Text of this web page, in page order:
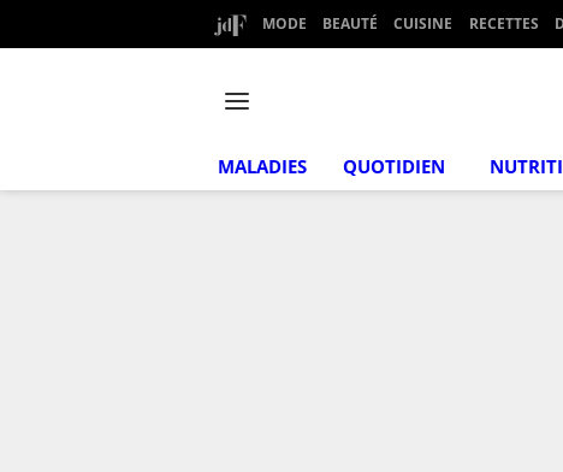
MODE BEAUTÉ CUISINE RECETTES
MALADIES QUOTIDIEN